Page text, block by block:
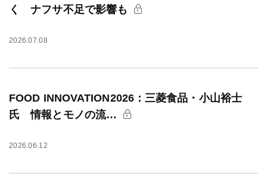
く ナフサ不足で影響も
2026.07.08
FOOD INNOVATION2026：三菱食品・小山裕士
氏 情報とモノの流…
2026.06.12